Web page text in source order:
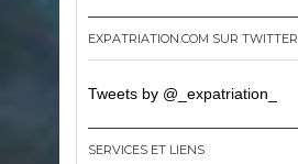
EXPATRIATION.COM SUR TWITTER
Tweets by @_expatriation_
SERVICES ET LIENS